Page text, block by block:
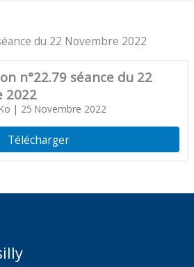
du 22 Novembre 2022
n°22.79 séance du 22
2022
| 25 Novembre 2022
Télécharger